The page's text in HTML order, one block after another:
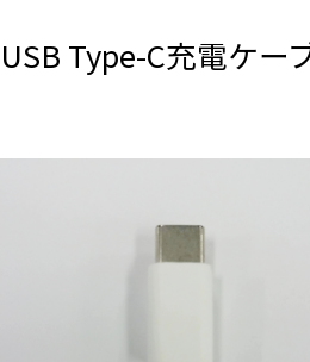
USB Type-C充電ケ